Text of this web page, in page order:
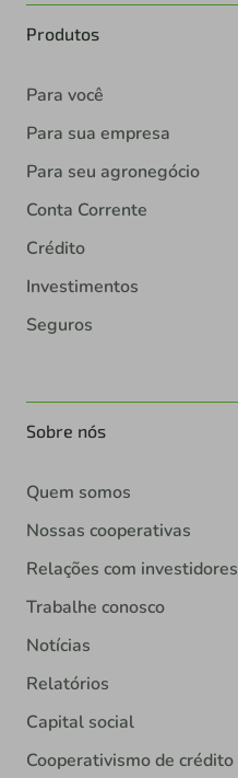
Produtos
Para você
Para sua empresa
Para seu agronegócio
Conta Corrente
Crédito
Investimentos
Seguros
Sobre nós
Quem somos
Nossas cooperativas
Relações com investidores
Trabalhe conosco
Notícias
Relatórios
Capital social
Cooperativismo de crédito